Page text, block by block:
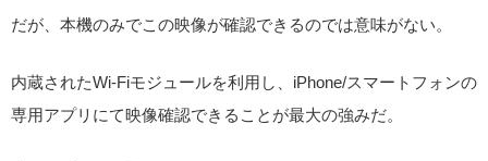
だが、本機のみでこの映像が確認できるのでは意味がない。
内蔵されたWi-Fiモジュールを利用し、iPhone/スマートフォンの
専用アプリにて映像確認できることが最大の強みだ。